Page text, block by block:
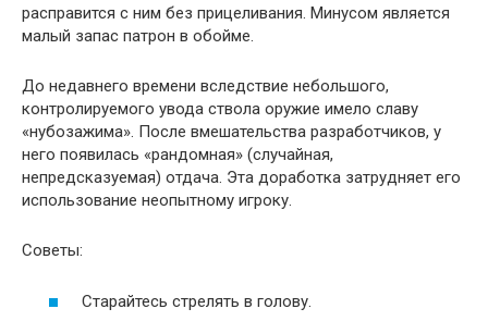
расправится с ним без прицеливания. Минусом является
малый запас патрон в обойме.
До недавнего времени вследствие небольшого,
контролируемого увода ствола оружие имело славу
«нубозажима». После вмешательства разработчиков, у
него появилась «рандомная» (случайная,
непредсказуемая) отдача. Эта доработка затрудняет его
использование неопытному игроку.
Советы:
Старайтесь стрелять в голову.